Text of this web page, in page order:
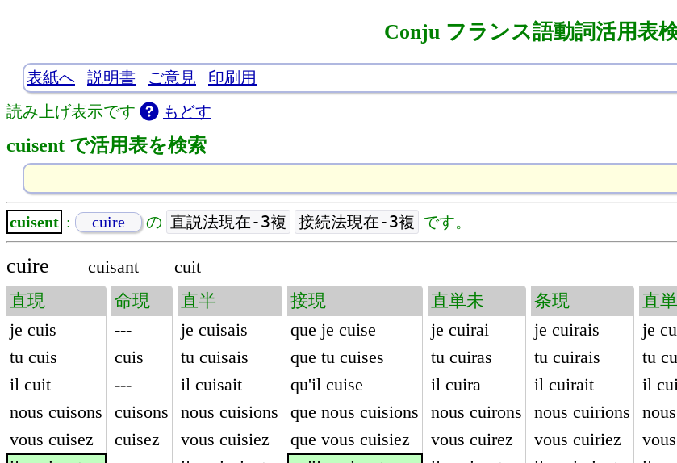
Conju フランス語動詞活用表
表紙へ 説明書 ご意見
印刷用
読み上げ表示です
もどす
cuisent で活用表を検索
cuisent : cuire の 直説法現在-3複 接続法現在-3複 です。
cuire cuisant
cuit
直現
je cuis
tu cuis
il cuit
nous cuisons
vous cuisez
命現
---
cuis
---
cuisons
cuisez
直半
je cuisais
tu cuisais
il cuisait
nous cuisions
vous cuisiez
接現
que je cuise
que tu cuises
qu'il cuise
que nous cuisions
que vous cuisiez
直単未
je cuirai
tu cuiras
il cuira
nous cuirons
vous cuirez
条現
je cuirais
tu cuirais
il cuirait
nous cuirions
vous cuiriez
直
je
tu
il